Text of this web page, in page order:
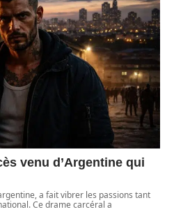
venu d’Argentine qui
a fait vibrer les passions tant
Ce drame carcéral a